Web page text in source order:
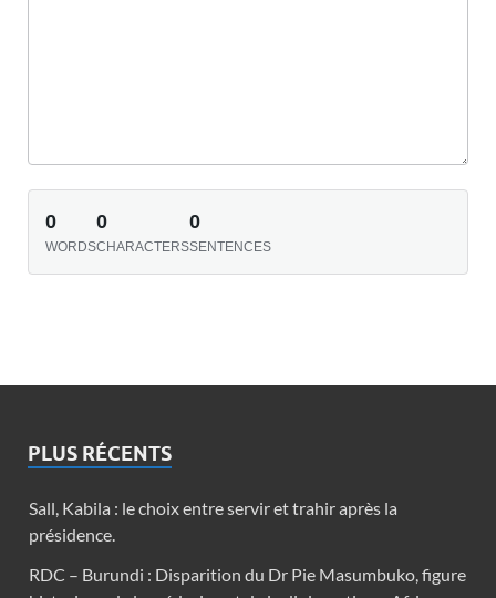
0
WORDS
0
CHARACTERS
0
SENTENCES
PLUS RÉCENTS
Sall, Kabila : le choix entre servir et trahir après la
présidence.
RDC – Burundi : Disparition du Dr Pie Masumbuko, figure